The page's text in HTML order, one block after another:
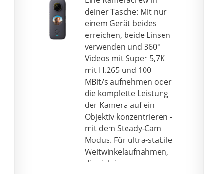
【PIR-
Bewegungserkennung
& 2K Farbnachtsicht】
Überwachungskamera
aussen akku mit
integrierter PIR-Human-
AI-
Bewegungserkennungs
technologie zur
Reduzierung von
Fehlalarmen durch
Regen, Fahrzeuge,
Haustiere, Insekten. 2K-
Auflösung und 2
deiner Tasche: Mit nur
einem Gerät beides
erreichen, beide Linsen
verwenden und 360°
Videos mit Super 5,7K
mit H.265 und 100
MBit/s aufnehmen oder
die komplette Leistung
der Kamera auf ein
Objektiv konzentrieren -
mit dem Steady-Cam
Modus. Für ultra-stabile
Weitwinkelaufnahmen,
die sich im